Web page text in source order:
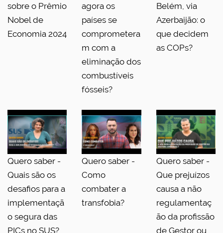
sobre o Prêmio
Nobel de
Economia 2024
agora os
países se
comprometera
m com a
eliminação dos
combustíveis
fósseis?
Belém, via
Azerbaijão: o
que decidem
as COPs?
Quero saber -
Quais são os
desafios para a
implementaçã
o segura das
PICs no SUS?
Quero saber -
Como
combater a
transfobia?
Quero saber -
Que prejuízos
causa a não
regulamentaç
ão da profissão
de Gestor ou